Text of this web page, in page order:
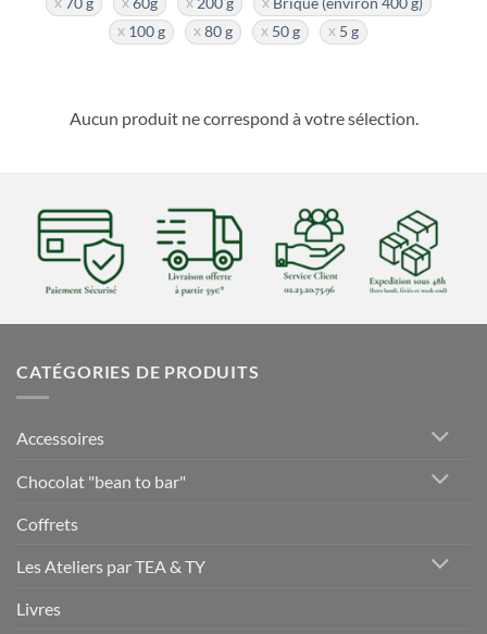
100 g
80 g 50 g 5 g
Aucun produit ne correspond à votre sélection.
CATÉGORIES DE PRODUITS
Accessoires
Chocolat "bean to bar"
Coffrets
Les Ateliers par TEA & TY
Livres